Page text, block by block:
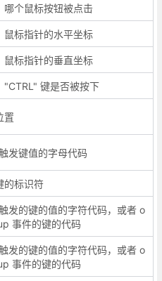
个鼠标按钮被点击
鼠标指针的水平坐标
鼠标指针的垂直坐标
"CTRL" 键是否被按下
置
发键值的字母代码
的标识符
发的键的值的字符代码，或者 o
事件的键的代码
发的键的值的字符代码，或者 o
事件的键的代码